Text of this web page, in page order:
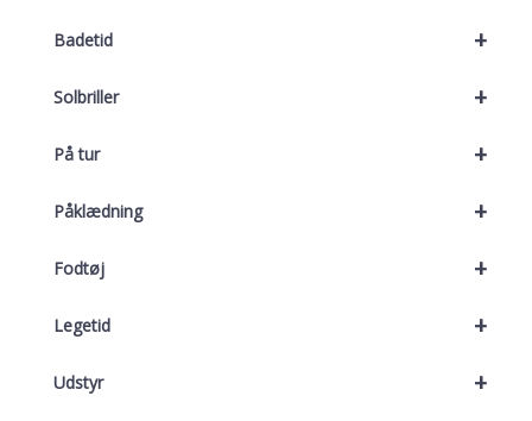
+
Badetid
+
Solbriller
+
På tur
+
Påklædning
+
Fodtøj
+
Legetid
+
Udstyr